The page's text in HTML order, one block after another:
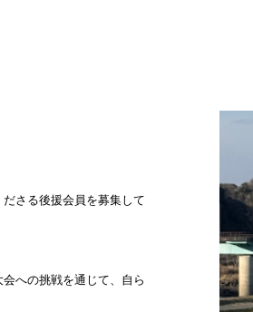
さる後援会員を募集して
への挑戦を通じて、自ら